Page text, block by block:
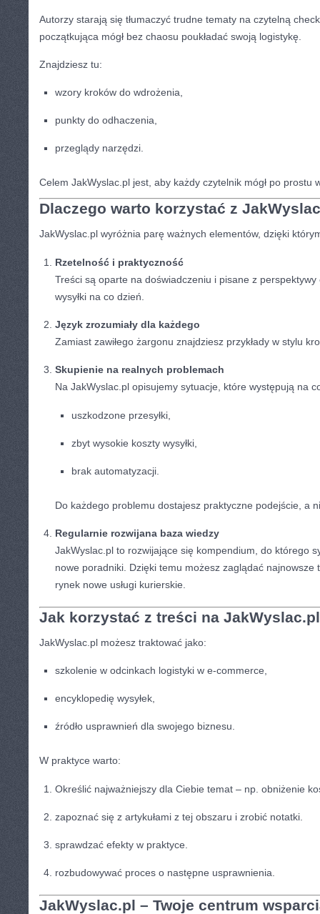
Autorzy starają się tłumaczyć trudne tematy na czytelną
początkująca mógł bez chaosu poukładać swoją logistykę.
Znajdziesz tu:
wzory kroków do wdrożenia,
punkty do odhaczenia,
przeglądy narzędzi.
Celem JakWyslac.pl jest, aby każdy czytelnik mógł po prostu
Dlaczego warto korzystać z
JakWyslac.pl wyróżnia parę ważnych elementów, dzięki
Rzetelność i praktyczność
Treści są oparte na doświadczeniu i pisane z perspektywy
wysyłki na co dzień.
Język zrozumiały dla każdego
Zamiast zawiłego żargonu znajdziesz przykłady w stylu
Skupienie na realnych problemach
Na JakWyslac.pl opisujemy sytuacje, które występują na
uszkodzone przesyłki,
zbyt wysokie koszty wysyłki,
brak automatyzacji.
Do każdego problemu dostajesz praktyczne podejście, a
Regularnie rozwijana baza wiedzy
JakWyslac.pl to rozwijające się kompendium, do którego
nowe poradniki. Dzięki temu możesz zaglądać najnowsze
rynek nowe usługi kurierskie.
Jak korzystać z treści na
JakWyslac.pl możesz traktować jako:
szkolenie w odcinkach logistyki w e-commerce,
encyklopedię wysyłek,
źródło usprawnień dla swojego biznesu.
W praktyce warto:
Określić najważniejszy dla Ciebie temat – np. obniżenie
zapoznać się z artykułami z tej obszaru i zrobić notatki.
sprawdzać efekty w praktyce.
rozbudowywać proces o następne usprawnienia.
JakWyslac.pl – Twoje centrum